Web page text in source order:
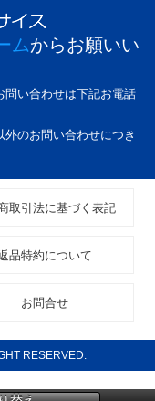
ムからお願いい
問い合わせは下記お電話
のお問い合わせにつき
取引法に基づく表記
品特約について
お問合せ
RESERVED.